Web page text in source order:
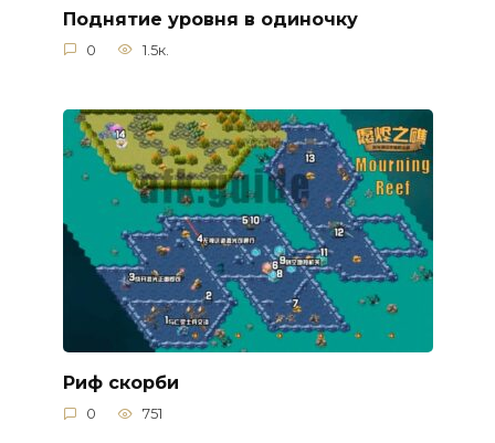
Поднятие уровня в одиночку
0 1.5к.
Риф скорби
0 751